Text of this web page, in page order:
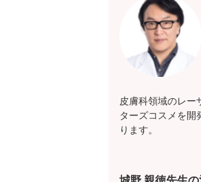
皮膚科領域のレー
ターズコスメを
ります。